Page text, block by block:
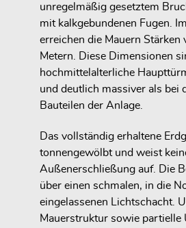
unregelmäßig gesetztem
mit kalkgebundenen Fugen.
erreichen die Mauern Stärken
Metern. Diese Dimensionen
hochmittelalterliche
und deutlich massiver als bei
Bauteilen der Anlage.
Das vollständig erhaltene
tonnengewölbt und weist
Außenerschließung auf. Die
über einen schmalen, in die
eingelassenen Lichtschacht.
Mauerstruktur sowie partielle